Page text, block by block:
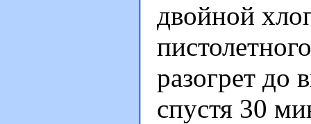
двойной
разогрет до
спустя 30